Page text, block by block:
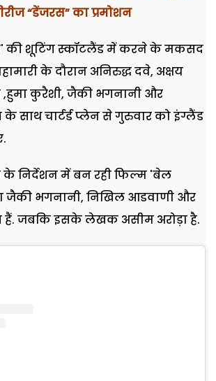
“डेंजरस” का प्रमोशन
की शूटिंग स्कॉटलैंड में करने के मकसद
के दौरान अनिरुद्ध दवे, अक्षय
,हुमा कुरैशी, जैकी भगनानी और
साथ चार्टर्ड प्लेन से गुरुवार को इंग्लैंड
के निर्देशन में बन रही फिल्म 'बेल
जैकी भगनानी, निखिल आडवाणी और
हैं. जबकि इसके लेखक असीम अरोड़ा है.